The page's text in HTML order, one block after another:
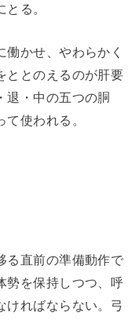
る。
かせ、やわらかく
ととのえるのが肝要
退・中の五つの胴
て使われる。
る直前の準備動作で
勢を保持しつつ、呼
ければならない。弓